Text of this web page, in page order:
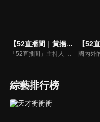
【52直播間｜黃揚明】
「52直播間」主持人-黃揚明（剝雞）為您還原「新聞真相」，給您最重磅的新聞評論。
綜藝排行榜